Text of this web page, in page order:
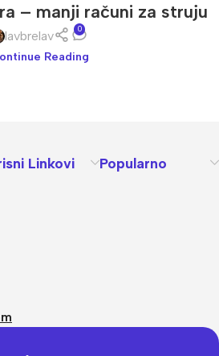
– manji računi za struju
lavbrelav 0
Reading
Linkovi Popularno